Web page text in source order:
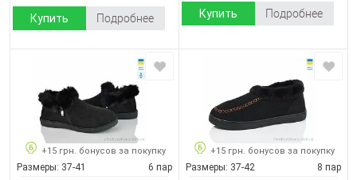
Купить Подробнее Купить Подробнее
+15 грн. бонусов за покупку
Размеры: 37-41 6 пар
+15 грн. бонусов за покупку
Размеры: 37-42 8 пар